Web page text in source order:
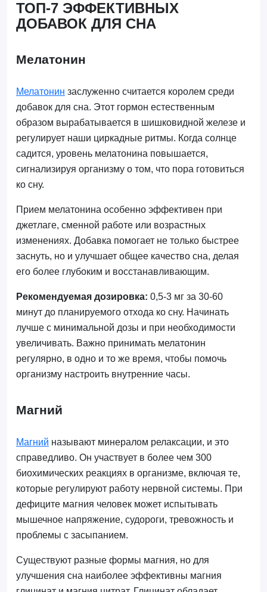
ТОП-7 ЭФФЕКТИВНЫХ
ДОБАВОК ДЛЯ СНА
Мелатонин
Мелатонин заслуженно считается королем среди
добавок для сна. Этот гормон естественным
образом вырабатывается в шишковидной железе и
регулирует наши циркадные ритмы. Когда солнце
садится, уровень мелатонина повышается,
сигнализируя организму о том, что пора готовиться
ко сну.
Прием мелатонина особенно эффективен при
джетлаге, сменной работе или возрастных
изменениях. Добавка помогает не только быстрее
заснуть, но и улучшает общее качество сна, делая
его более глубоким и восстанавливающим.
Рекомендуемая дозировка: 0,5-3 мг за 30-60
минут до планируемого отхода ко сну. Начинать
лучше с минимальной дозы и при необходимости
увеличивать. Важно принимать мелатонин
регулярно, в одно и то же время, чтобы помочь
организму настроить внутренние часы.
Магний
Магний называют минералом релаксации, и это
справедливо. Он участвует в более чем 300
биохимических реакциях в организме, включая те,
которые регулируют работу нервной системы. При
дефиците магния человек может испытывать
мышечное напряжение, судороги, тревожность и
проблемы с засыпанием.
Существуют разные формы магния, но для
улучшения сна наиболее эффективны магния